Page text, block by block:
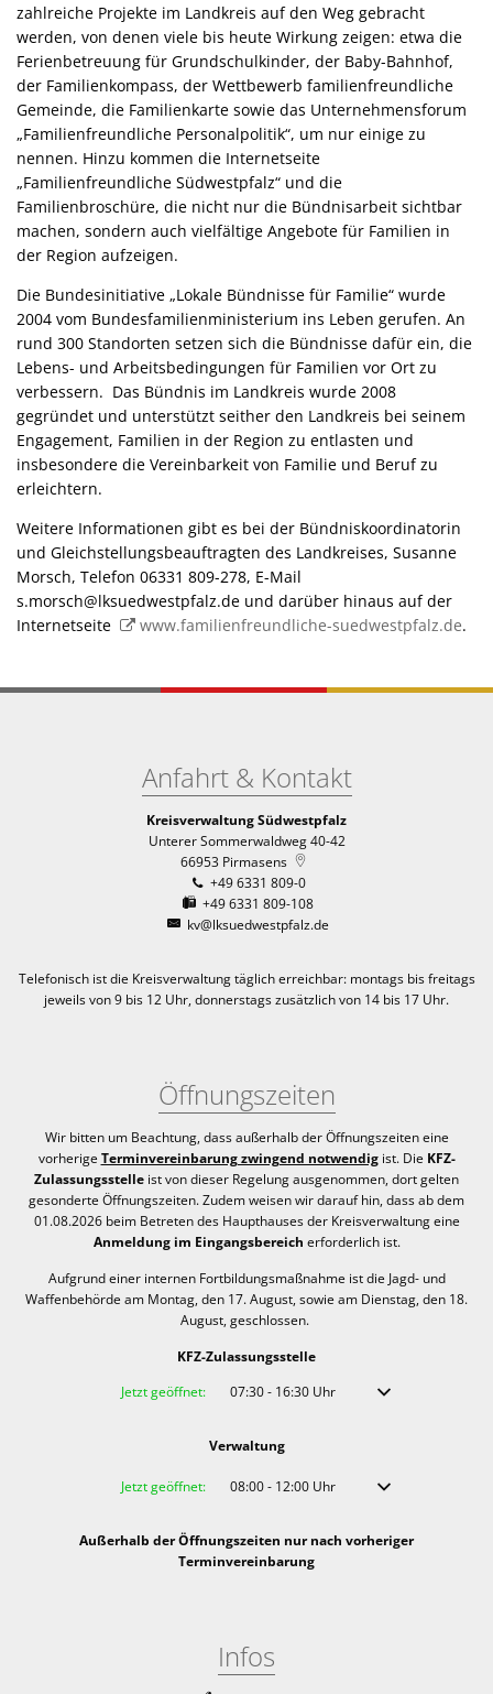
zahlreiche Projekte im Landkreis auf den Weg gebracht
werden, von denen viele bis heute Wirkung zeigen: etwa die
Ferienbetreuung für Grundschulkinder, der Baby-Bahnhof,
der Familienkompass, der Wettbewerb familienfreundliche
Gemeinde, die Familienkarte sowie das Unternehmensforum
„Familienfreundliche Personalpolitik“, um nur einige zu
nennen. Hinzu kommen die Internetseite
„Familienfreundliche Südwestpfalz“ und die
Familienbroschüre, die nicht nur die Bündnisarbeit sichtbar
machen, sondern auch vielfältige Angebote für Familien in
der Region aufzeigen.
Die Bundesinitiative „Lokale Bündnisse für Familie“ wurde
2004 vom Bundesfamilienministerium ins Leben gerufen. An
rund 300 Standorten setzen sich die Bündnisse dafür ein, die
Lebens- und Arbeitsbedingungen für Familien vor Ort zu
verbessern. Das Bündnis im Landkreis wurde 2008
gegründet und unterstützt seither den Landkreis bei seinem
Engagement, Familien in der Region zu entlasten und
insbesondere die Vereinbarkeit von Familie und Beruf zu
erleichtern.
Weitere Informationen gibt es bei der Bündniskoordinatorin
und Gleichstellungsbeauftragten des Landkreises, Susanne
Morsch, Telefon 06331 809-278, E-Mail
s.morsch@lksuedwestpfalz.de und darüber hinaus auf der
Internetseite
www.familienfreundliche-suedwestpfalz.de.
Anfahrt & Kontakt
Kreisverwaltung Südwestpfalz
Unterer Sommerwaldweg 40-42
66953 Pirmasens
+49 6331 809-0
+49 6331 809-108
kv@lksuedwestpfalz.de
Telefonisch ist die Kreisverwaltung täglich erreichbar: montags bis freitags
jeweils von 9 bis 12 Uhr, donnerstags zusätzlich von 14 bis 17 Uhr.
Öffnungszeiten
Wir bitten um Beachtung, dass außerhalb der Öffnungszeiten eine
vorherige Terminvereinbarung zwingend notwendigist. Die KFZ-
Zulassungsstelle ist von dieser Regelung ausgenommen, dort gelten
gesonderte Öffnungszeiten. Zudem weisen wir darauf hin, dass ab dem
01.08.2026 beim Betreten des Haupthauses der Kreisverwaltung eine
Anmeldung im Eingangsbereich erforderlich ist.
Aufgrund einer internen Fortbildungsmaßnahme ist die Jagd- und
Waffenbehörde am Montag, den 17. August, sowie am Dienstag, den 18.
August, geschlossen.
KFZ-Zulassungsstelle
Klicken, um weitere Öffnungs- oder Schließzeiten auszublenden
Jetzt geöffnet: 07:30- 16:30Uhr Von 07:30 bis 16:30
Verwaltung
Klicken, um weitere Öffnungs- oder Schließzeiten auszublenden
Jetzt geöffnet: 08:00- 12:00Uhr Von 08:00 bis 12:00
Außerhalb der Öffnungszeiten nur nach vorheriger
Terminvereinbarung
Infos